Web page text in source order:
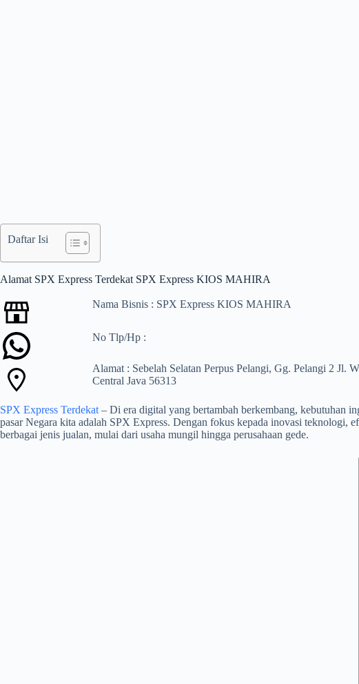
Daftar Isi
Alamat SPX Express Terdekat SPX Express KIOS MAHIRA
Nama Bisnis : SPX Express KIOS MAHIRA
No Tlp/Hp :
Alamat : Sebelah Selatan Perpus Pelangi, Gg. Pelangi 2 Jl.
Central Java 56313
SPX Express Terdekat – Di era digital yang bertambah berkembang, kebutuhan
pasar Negara kita adalah SPX Express. Dengan fokus kepada inovasi teknologi,
berbagai jenis jualan, mulai dari usaha mungil hingga perusahaan gede.